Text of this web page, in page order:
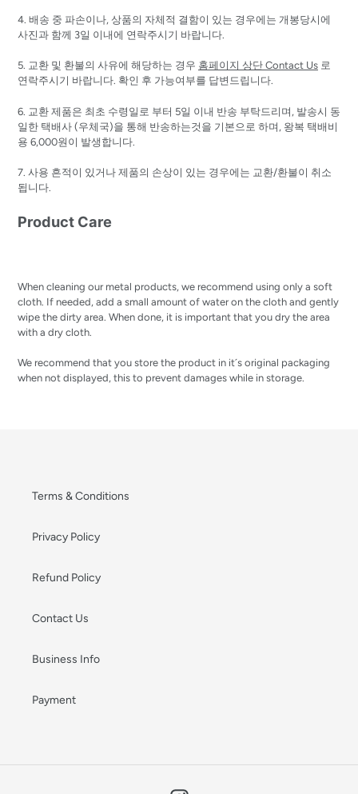
4. 배송 중 파손이나, 상품의 자체적 결함이 있는 경우에는 개봉당시에
사진과 함께 3일 이내에 연락주시기 바랍니다.
5. 교환 및 환불의 사유에 해당하는 경우 홈페이지 상단 Contact Us 로
연락주시기 바랍니다. 확인 후 가능여부를 답변드립니다.
6. 교환 제품은 최초 수령일로 부터 5일 이내 반송 부탁드리며, 발송시 동
일한 택배사 (우체국)을 통해 반송하는것을 기본으로 하며, 왕복 택배비
용 6,000원이 발생합니다.
7. 사용 흔적이 있거나 제품의 손상이 있는 경우에는 교환/환불이 취소
됩니다.
Product Care
When cleaning our metal products, we recommend using only a soft
cloth. If needed, add a small amount of water on the cloth and gently
wipe the dirty area. When done, it is important that you dry the area
with a dry cloth.
We recommend that you store the product in it´s original packaging
when not displayed, this to prevent damages while in storage.
Terms & Conditions
Privacy Policy
Refund Policy
Contact Us
Business Info
Payment